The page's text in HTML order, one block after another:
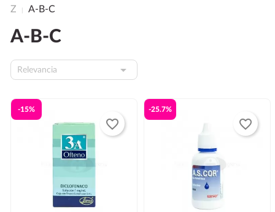
Z
A-B-C
A-B-C
Relevancia 
-15%
favorite_border
-25.7%
favorite_border